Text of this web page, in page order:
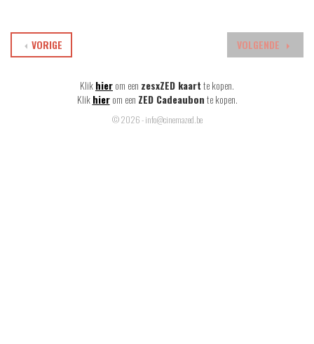
VOLGENDE
VORIGE
Klikhierom een zesxZED kaartte kopen.
Klik hier om een ZED Cadeaubonte kopen.
© 2026 - info@cinemazed.be